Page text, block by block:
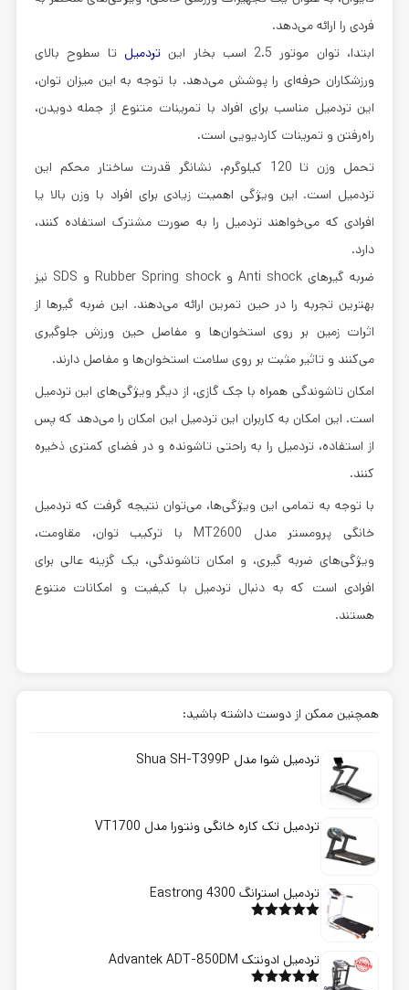
فردی را ارائه می‌دهد.
ابتدا، توان موتور 2.5 اسب بخار این
تردمیل تا سطوح بالای
ورزشکاران حرفه‌ای را پوشش می‌دهد. با توجه به این میزان توان،
این تردمیل مناسب برای افراد با تمرینات متنوع از جمله دویدن،
راه‌رفتن و تمرینات کاردیویی است.
تحمل وزن تا 120 کیلوگرم، نشانگر قدرت ساختار محکم این
تردمیل است. این ویژگی اهمیت زیادی برای افراد با وزن بالا یا
افرادی که می‌خواهند تردمیل را به صورت مشترک استفاده کنند،
دارد.
ضربه گیرهای Anti shock و Rubber Spring shock و SDS نیز
بهترین تجربه را در حین تمرین ارائه می‌دهند. این ضربه گیرها از
اثرات زمین بر روی استخوان‌ها و مفاصل حین ورزش جلوگیری
می‌کنند و تاثیر مثبت بر روی سلامت استخوان‌ها و مفاصل دارند.
امکان تاشوندگی همراه با جک گازی، از دیگر ویژگی‌های این تردمیل
است. این امکان به کاربران این تردمیل این امکان را می‌دهد که پس
از استفاده، تردمیل را به راحتی تاشونده و در فضای کمتری ذخیره
کنند.
با توجه به تمامی این ویژگی‌ها، می‌توان نتیجه گرفت که تردمیل
خانگی پرومستر مدل MT2600 با ترکیب توان، مقاومت،
ویژگی‌های ضربه گیری، و امکان تاشوندگی، یک گزینه عالی برای
افرادی است که به دنبال تردمیل با کیفیت و امکانات متنوع
هستند.
همچنین ممکن از دوست داشته باشید:
تردمیل شوا مدل Shua SH-T399P
تردمیل تک کاره خانگی ونتورا مدل VT1700
تردمیل استرانگ Eastrong 4300
تردمیل ادونتک Advantek ADT-850DM